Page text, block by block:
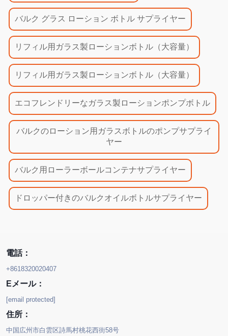
バルク グラス ローション ボトル サプライヤー
リフィル用ガラス製ローションボトル（大容量）
リフィル用ガラス製ローションボトル（大容量）
エコフレンドリーなガラス製ローションポンプボトル
バルクのローション用ガラスボトルのポンプサプライ
ヤー
バルク用ローラーボールコンテナサプライヤー
ドロッパー付きのバルクオイルボトルサプライヤー
電話：
+8618320020407
Eメール：
[email protected]
住所：
中国広州市白雲区詩馬村桃花西街58号